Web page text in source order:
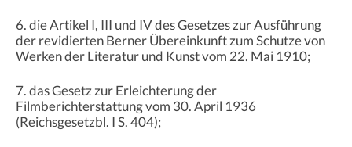
6. die Artikel I, III und IV des Gesetzes zur Ausführung
der revidierten Berner Übereinkunft zum Schutze von
Werken der Literatur und Kunst vom 22. Mai 1910;
7. das Gesetz zur Erleichterung der
Filmberichterstattung vom 30. April 1936
(Reichsgesetzbl. I S. 404);